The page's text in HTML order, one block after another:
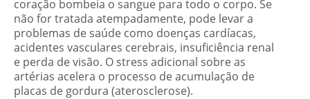
coração bombeia o sangue para todo o corpo. Se
não for tratada atempadamente, pode levar a
problemas de saúde como doenças cardíacas,
acidentes vasculares cerebrais, insuficiência renal
e perda de visão. O stress adicional sobre as
artérias acelera o processo de acumulação de
placas de gordura (aterosclerose).